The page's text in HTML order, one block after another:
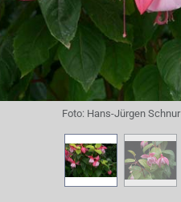
Foto: Hans-Jürgen Schnur